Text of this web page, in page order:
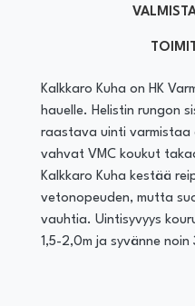
Kalkkaro Kuha on HK
hauelle. Helistin rungon
raastava uinti varmistaa
vahvat VMC koukut
Kalkkaro Kuha kestää
vetonopeuden, mutta
vauhtia. Uintisyvyys
1,5-2,0m ja syvänne noin